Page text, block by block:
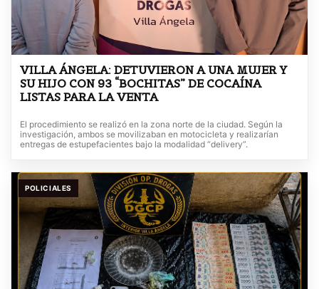
VILLA ÁNGELA: DETUVIERON A UNA MUJER Y
SU HIJO CON 93 “BOCHITAS” DE COCAÍNA
LISTAS PARA LA VENTA
El procedimiento se realizó en la zona norte de la ciudad. Según la
investigación, ambos se movilizaban en motocicleta y realizarían
entregas de estupefacientes bajo la modalidad “delivery”.
POLICIALES